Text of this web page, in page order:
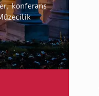
konferans